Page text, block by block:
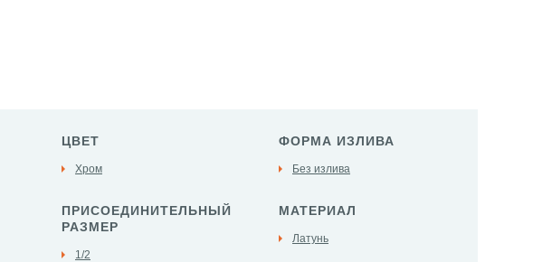
ЦВЕТ
Хром
ФОРМА ИЗЛИВА
Без излива
ПРИСОЕДИНИТЕЛЬНЫЙ
РАЗМЕР
1/2
МАТЕРИАЛ
Латунь